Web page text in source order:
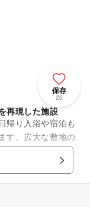
保存
26
再現した施設
帰り入浴や宿泊も
す。広大な敷地の
来ます。 敷地内に